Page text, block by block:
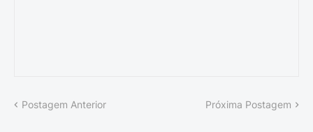
Postagem Anterior Próxima Postagem